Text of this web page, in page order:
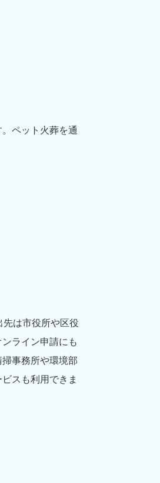
ペット火葬を通
は市役所や区役
ライン申請にも
事務所や環境部
スも利用できま